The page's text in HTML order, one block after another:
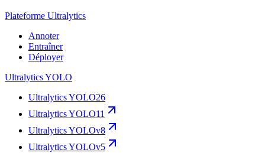
Plateforme Ultralytics
Annoter
Entraîner
Déployer
Ultralytics YOLO
Ultralytics YOLO26
Ultralytics YOLO11
Ultralytics YOLOv8
Ultralytics YOLOv5